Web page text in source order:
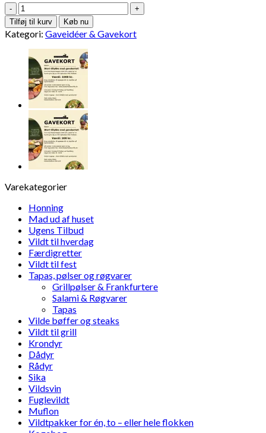
Gavekort
til
Klosterhedens
Vildt
500
Kr.
antal
Tilføj til kurv Køb nu
Kategori: Gaveidéer & Gavekort
Varekategorier
Honning
Mad ud af huset
Ugens Tilbud
Vildt til hverdag
Færdigretter
Vildt til fest
Tapas, pølser og røgvarer
Grillpølser & Frankfurtere
Salami & Røgvarer
Tapas
Vilde bøffer og steaks
Vildt til grill
Krondyr
Dådyr
Rådyr
Sika
Vildsvin
Fuglevildt
Muflon
Vildtpakker for én, to – eller hele flokken